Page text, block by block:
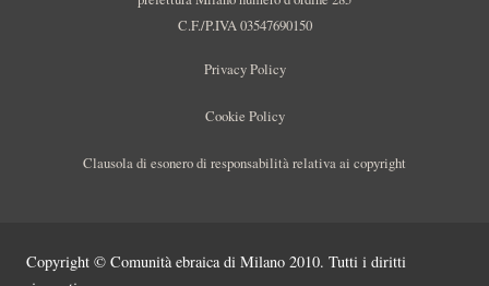
C.F./P.IVA 03547690150
Privacy Policy
Cookie Policy
Clausola di esonero di responsabilità relativa ai copyright
Copyright © Comunità ebraica di Milano 2010. Tutti i diritti